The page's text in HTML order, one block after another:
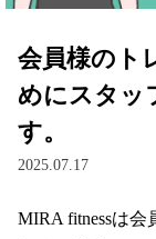
会員様のト
めにスタッ
す。
2025.07.17
MIRA fitnessは